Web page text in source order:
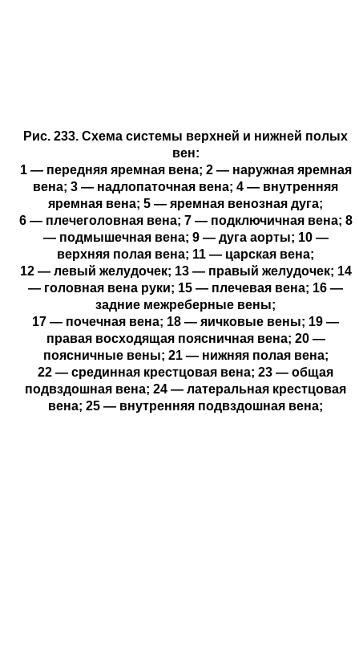
Рис. 233. Схема системы верхней и нижней полых
вен:
1 — передняя яремная вена; 2 — наружная яремная
вена; 3 — надлопаточная вена; 4 — внутренняя
яремная вена; 5 — яремная венозная дуга;
6 — плечеголовная вена; 7 — подключичная вена; 8
— подмышечная вена; 9 — дуга аорты; 10 —
верхняя полая вена; 11 — царская вена;
12 — левый желудочек; 13 — правый желудочек; 14
— головная вена руки; 15 — плечевая вена; 16 —
задние межреберные вены;
17 — почечная вена; 18 — яичковые вены; 19 —
правая восходящая поясничная вена; 20 —
поясничные вены; 21 — нижняя полая вена;
22 — срединная крестцовая вена; 23 — общая
подвздошная вена; 24 — латеральная крестцовая
вена; 25 — внутренняя подвздошная вена;